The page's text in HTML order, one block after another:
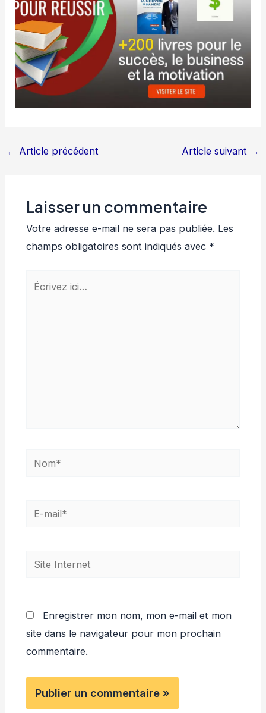
← Article précédent Article suivant →
Laisser un commentaire
Votre adresse e-mail ne sera pas publiée. Les
champs obligatoires sont indiqués avec *
Écrivez
Nom*
E-
Site
Enregistrer mon nom, mon e-mail et mon
site dans le navigateur pour mon prochain
commentaire.